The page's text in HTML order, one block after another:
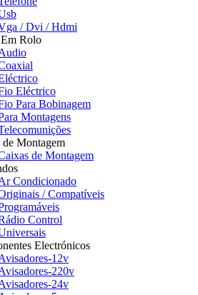
/ Dvi / Hdmi
Rolo
Eléctrico
Para Bobinagem
Montagens
de Montagem
de Montagem
Condicionado
/ Compatíveis
Control
Electrónicos
12v
220v
24v